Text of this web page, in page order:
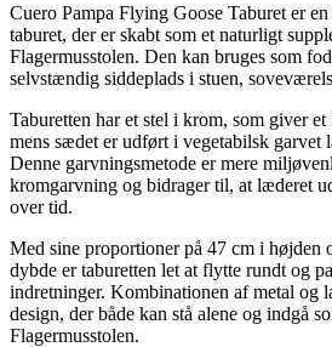
Cuero Pampa Flying Goose Taburet er
taburet, der er skabt som et naturligt
Flagermusstolen. Den kan bruges som
selvstændig siddeplads i stuen,
Taburetten har et stel i krom, som giver
mens sædet er udført i vegetabilsk garvet
Denne garvningsmetode er mere
kromgarvning og bidrager til, at læderet
over tid.
Med sine proportioner på 47 cm i højden
dybde er taburetten let at flytte rundt og
indretninger. Kombinationen af metal og
design, der både kan stå alene og indgå
Flagermusstolen.